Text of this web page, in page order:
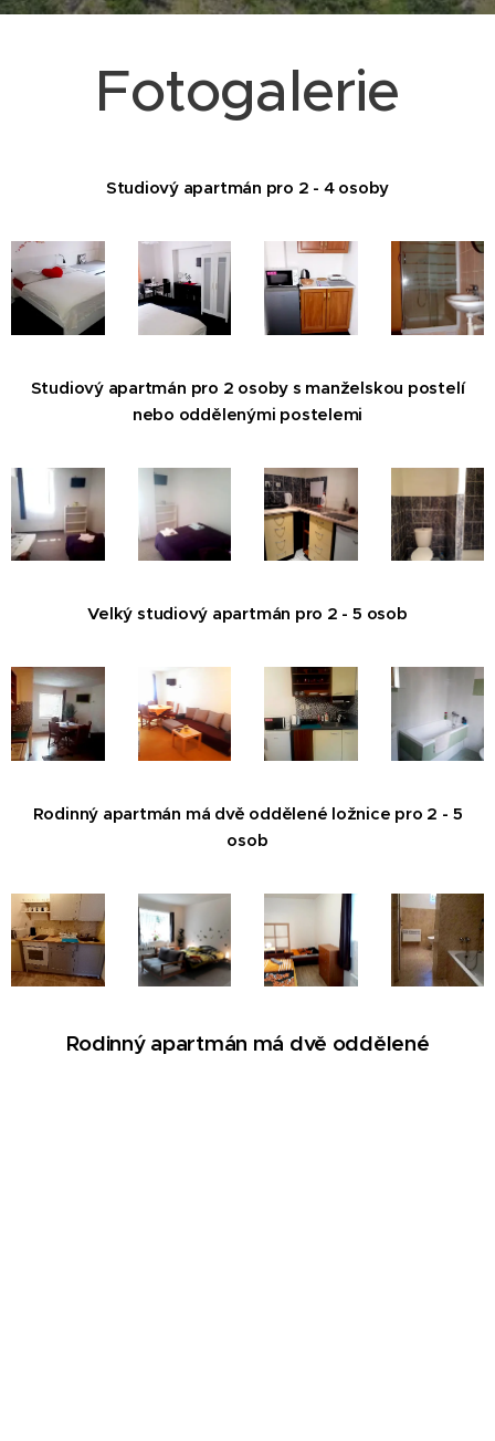
Fotogalerie
Studiový apartmán pro 2 - 4 osoby
Studiový apartmán pro 2 osoby s manželskou postelí
nebo oddělenými postelemi
Velký studiový apartmán pro 2 - 5 osob
Rodinný apartmán má dvě oddělené ložnice pro 2 - 5
osob
Rodinný apartmán má dvě oddělené